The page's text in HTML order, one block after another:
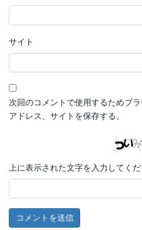
サイト
次回のコメントで使用するためブ
アドレス、サイトを保存する。
上に表示された文字を入力してくだ